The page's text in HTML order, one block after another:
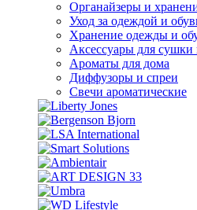
Органайзеры и
Уход за одеждой и
Хранение одежды и
Аксессуары для сушки
Ароматы для дома
Диффузоры и спреи
Свечи ароматические